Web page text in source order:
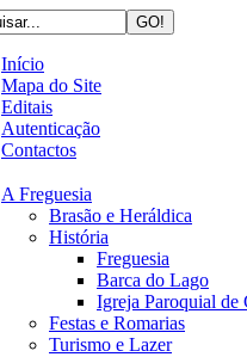
Início
Mapa do Site
Editais
Autenticação
Contactos
A Freguesia
Brasão e Heráldica
História
Freguesia
Barca do Lago
Igreja Paroquial de
Festas e Romarias
Turismo e Lazer